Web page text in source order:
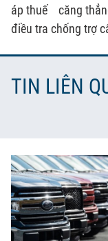
áp thuế
căng
điều tra chống trợ
TIN LIÊN